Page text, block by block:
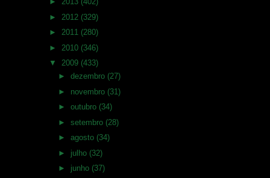
► 2012 (329)
► 2011 (280)
► 2010 (346)
▼ 2009 (433)
►dezembro (27)
► novembro (31)
►outubro (34)
►setembro (28)
►agosto (34)
► julho (32)
► junho (37)